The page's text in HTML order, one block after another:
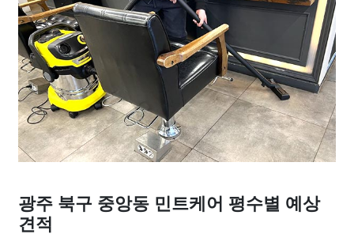
광주 북구 중앙동 민트케어 평수별 예상
견적